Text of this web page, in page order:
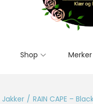
Shop Merker
Jakker / RAIN CAPE –